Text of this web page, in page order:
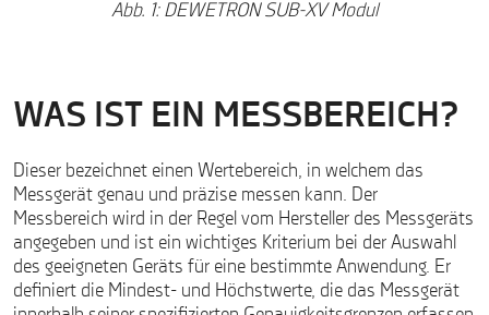
Abb. 1: DEWETRON SUB-XV Modul
WAS IST EIN MESSBEREICH?
Dieser bezeichnet einen Wertebereich, in welchem das
Messgerät genau und präzise messen kann. Der
Messbereich wird in der Regel vom Hersteller des Messgeräts
angegeben und ist ein wichtiges Kriterium bei der Auswahl
des geeigneten Geräts für eine bestimmte Anwendung. Er
definiert die Mindest- und Höchstwerte, die das Messgerät